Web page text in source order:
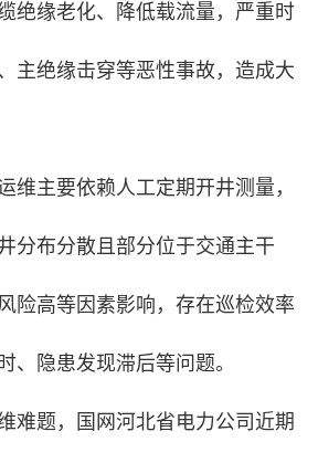
绝缘老化、降低载流量，严重时
主绝缘击穿等恶性事故，造成大
维主要依赖人工定期开井测量，
分布分散且部分位于交通主干
险高等因素影响，存在巡检效率
、隐患发现滞后等问题。
难题，国网河北省电力公司近期